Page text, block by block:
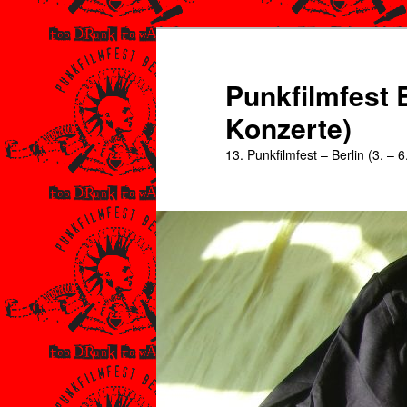
Punkfilmfest
Konzerte)
13. Punkfilmfest – Berlin (3. –